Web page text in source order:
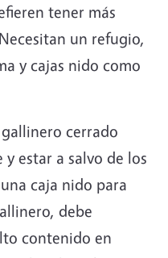
tener más
un refugio,
y cajas nido como
cerrado
estar a salvo de los
caja nido para
debe
contenido en